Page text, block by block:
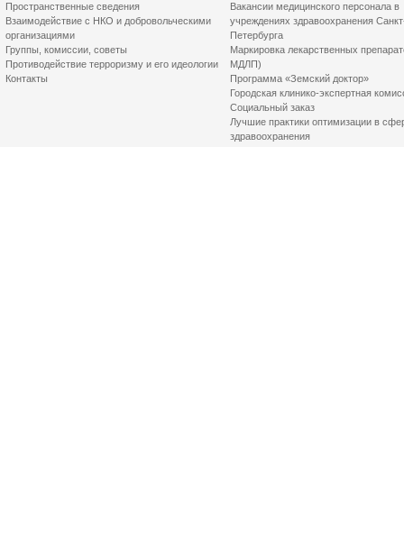
Пространственные сведения
Взаимодействие с НКО и добровольческими
организациями
Группы, комиссии, советы
Противодействие терроризму и его идеологии
Контакты
Вакансии медицинского персонала в
учреждениях здравоохранения
Петербурга
Маркировка лекарственных
МДЛП)
Программа «Земский доктор»
Городская клинико-экспертная
Социальный заказ
Лучшие практики оптимизации в
здравоохранения